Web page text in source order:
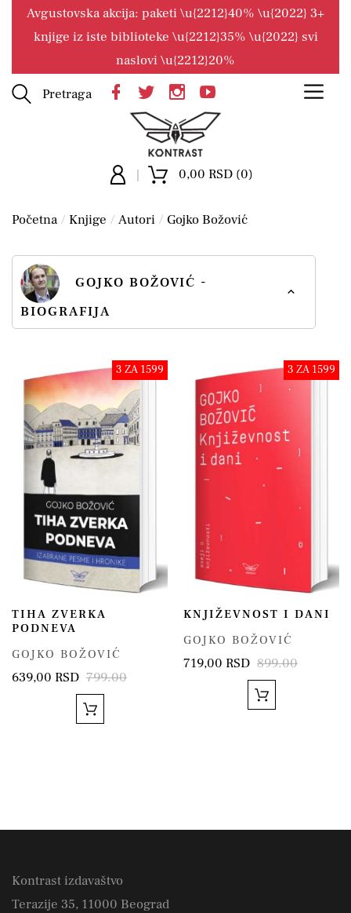
Avgustovska akcija: paketi \u{2212}40% \u{2022} 3+
knjige iz iste biblioteke \u{2212}35% \u{2022} svi
naslovi \u{2212}20%
Pretraga
0,00 RSD (0)
Početna Knjige Autori Gojko Božović
GOJKO BOŽOVIĆ -
BIOGRAFIJA
3 ZA 1599
TIHA ZVERKA
PODNEVA
GOJKO BOŽOVIĆ
639,00 RSD 799.00
3 ZA 1599
KNJIŽEVNOST I DANI
GOJKO BOŽOVIĆ
719,00 RSD 899.00
Kontrast izdavaštvo
Terazije 35, 11000 Beograd